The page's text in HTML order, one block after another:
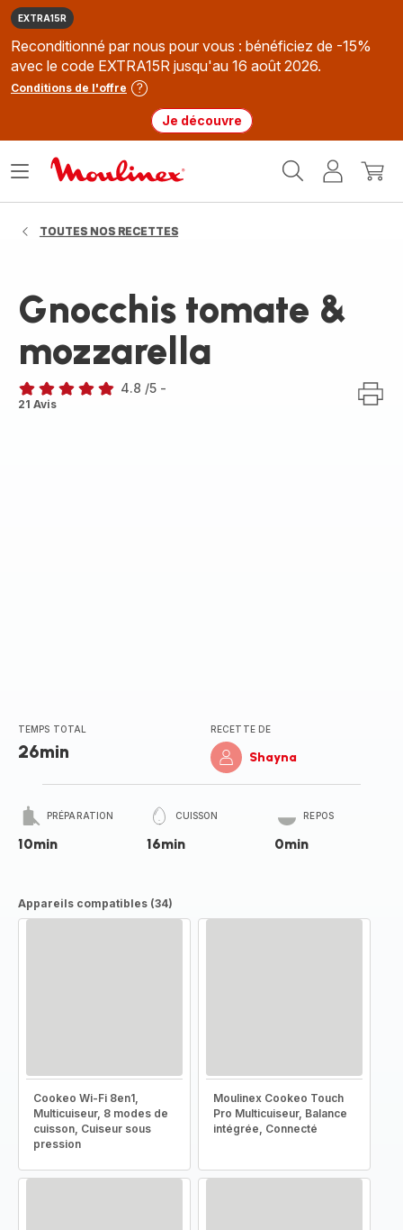
EXTRA15R
Reconditionné par nous pour vous : bénéficiez de -15%
avec le code EXTRA15R jusqu'au 16 août 2026.
Conditions de l'offre
Je découvre
MonMon
Ouvrir
TOUTES NOS RECETTES
Gnocchis tomate &
mozzarella
ratings.4.8
4.8 /5 -
21 Avis
TEMPS TOTAL
26min
RECETTE DE
Shayna
PRÉPARATION
10min
CUISSON
16min
REPOS
0min
Appareils compatibles (34)
Cookeo Wi-Fi 8en1,
Multicuiseur, 8 modes de
cuisson, Cuiseur sous
pression
Moulinex Cookeo Touch
Pro Multicuiseur, Balance
intégrée, Connecté